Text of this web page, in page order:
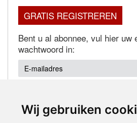
Wij gebruiken
GRATIS REGISTREREN
Bent u al abonnee, vul hier uw
wachtwoord in:
Wachtwoord vergeten?